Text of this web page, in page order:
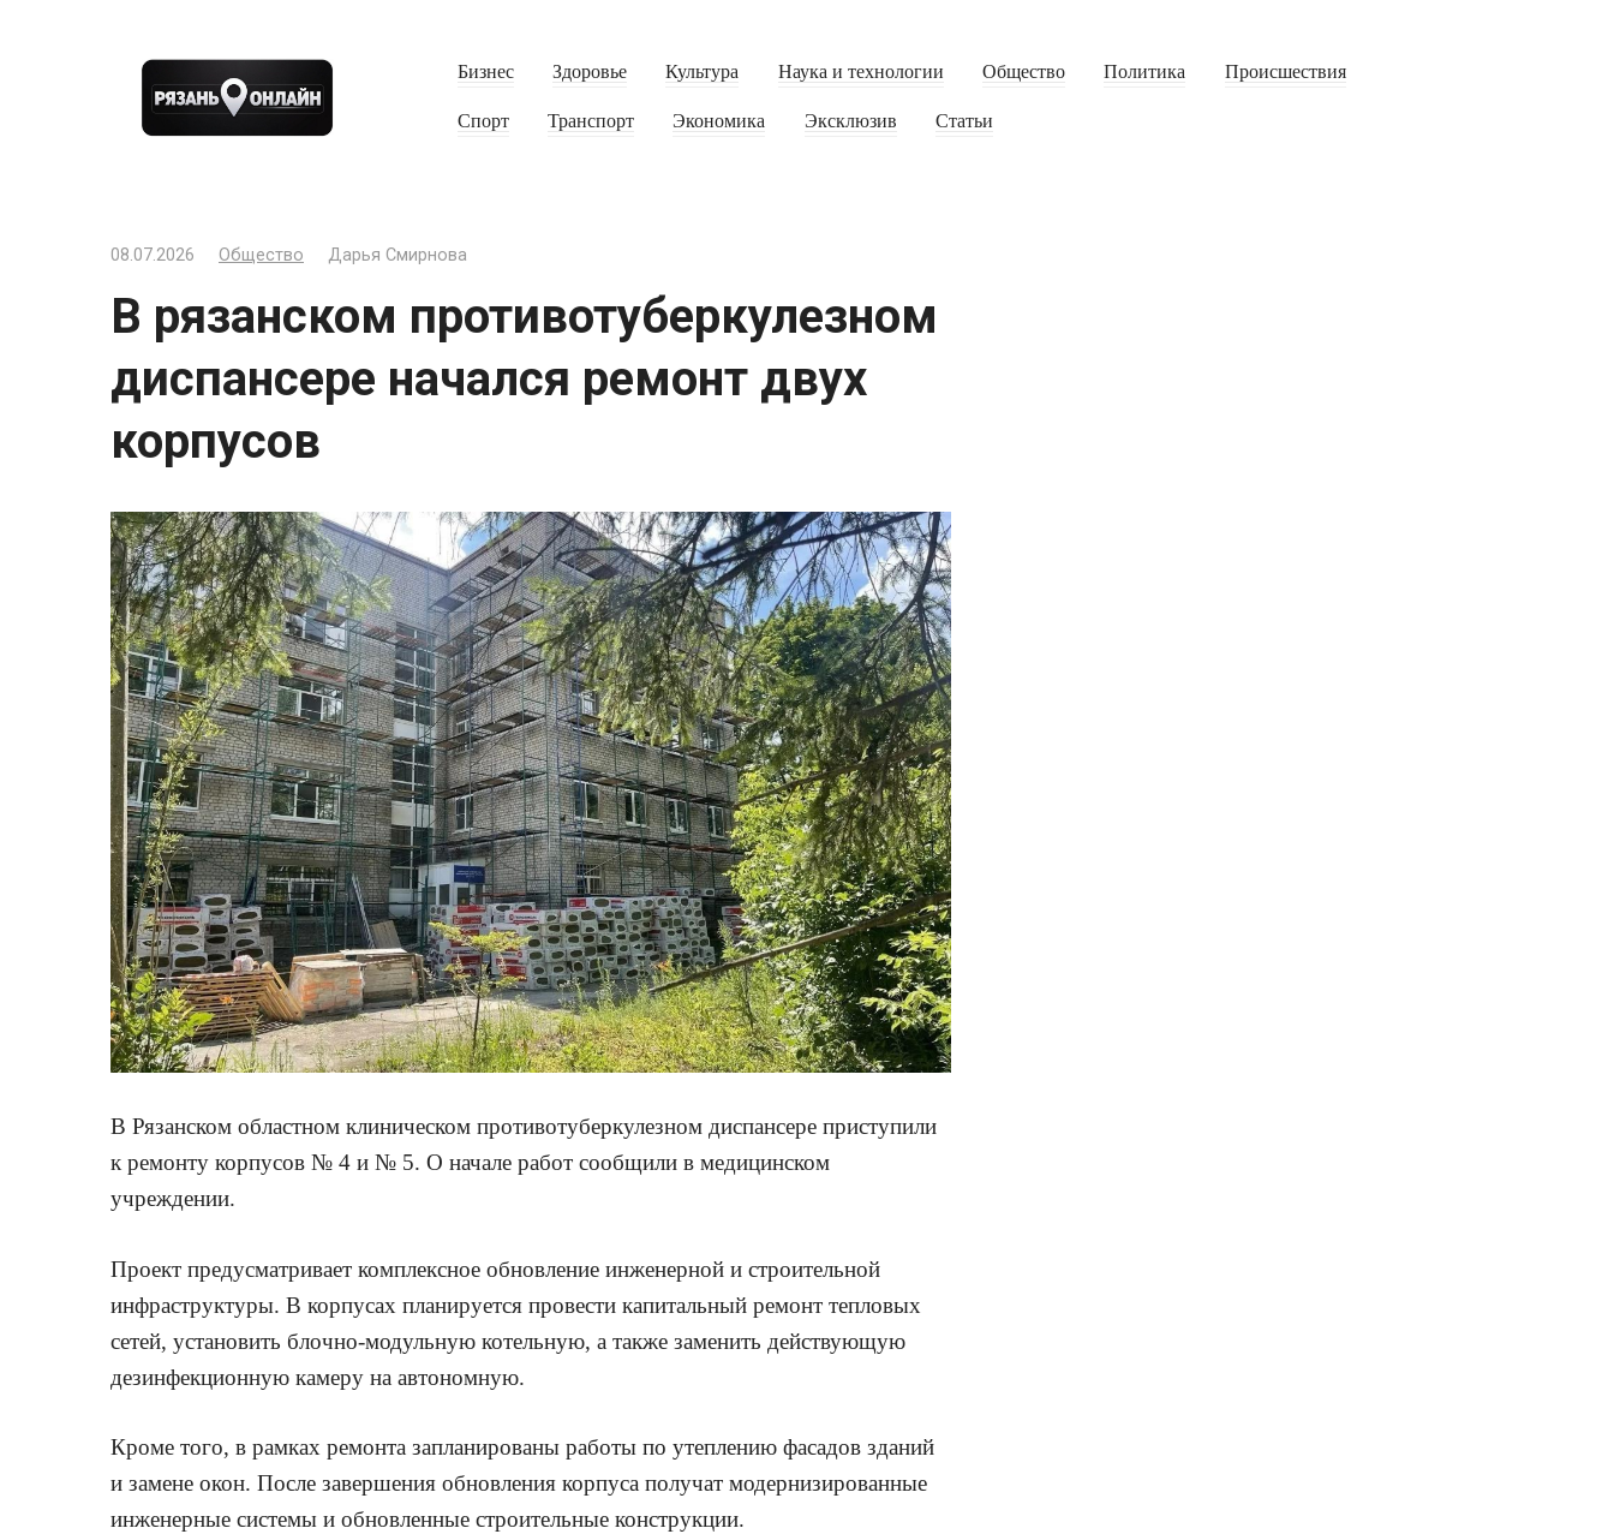
Бизнес Здоровье Культура Наука и технологии Общество Политика Происшествия
Спорт Транспорт Экономика Эксклюзив Статьи
08.07.2026 Общество Дарья Смирнова
В рязанском противотуберкулезном
диспансере начался ремонт двух
корпусов
В Рязанском областном клиническом противотуберкулезном диспансере приступили
к ремонту корпусов № 4 и № 5. О начале работ сообщили в медицинском
учреждении.
Проект предусматривает комплексное обновление инженерной и строительной
инфраструктуры. В корпусах планируется провести капитальный ремонт тепловых
сетей, установить блочно-модульную котельную, а также заменить действующую
дезинфекционную камеру на автономную.
Кроме того, в рамках ремонта запланированы работы по утеплению фасадов зданий
и замене окон. После завершения обновления корпуса получат модернизированные
инженерные системы и обновленные строительные конструкции.